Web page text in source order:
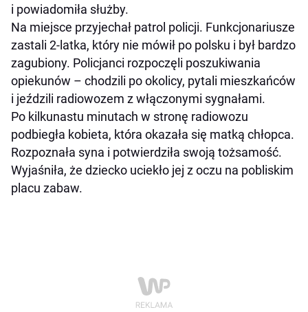
i powiadomiła służby.
Na miejsce przyjechał patrol policji. Funkcjonariusze
zastali 2-latka, który nie mówił po polsku i był bardzo
zagubiony. Policjanci rozpoczęli poszukiwania
opiekunów – chodzili po okolicy, pytali mieszkańców
i jeździli radiowozem z włączonymi sygnałami.
Po kilkunastu minutach w stronę radiowozu
podbiegła kobieta, która okazała się matką chłopca.
Rozpoznała syna i potwierdziła swoją tożsamość.
Wyjaśniła, że dziecko uciekło jej z oczu na pobliskim
placu zabaw.